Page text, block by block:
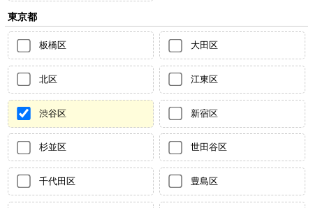
東京都
板橋区 大田区
北区 江東区
渋谷区 新宿区
杉並区 世田谷区
千代田区 豊島区